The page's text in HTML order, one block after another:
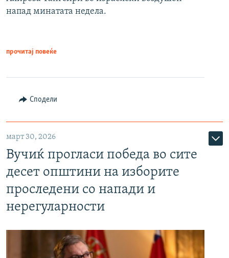
напад минатата недела.
прочитај повеќе
Сподели
март 30, 2026
Вучиќ прогласи победа во сите
десет општини на изборите
проследени со напади и
нерегуларности